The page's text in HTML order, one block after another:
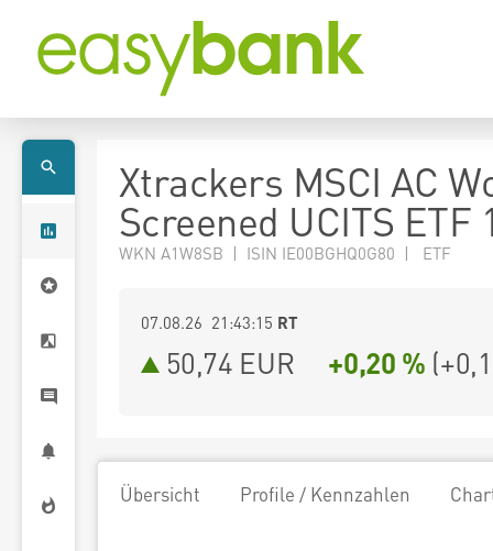
Xtrackers MSCI AC
Screened UCITS ETF
WKN A1W8SB | ISIN IE00BGHQ0G80 | ETF
07.08.26 21:43:15 RT
50,74 EUR +0,20 % (
Übersicht Profile / Kennzahlen